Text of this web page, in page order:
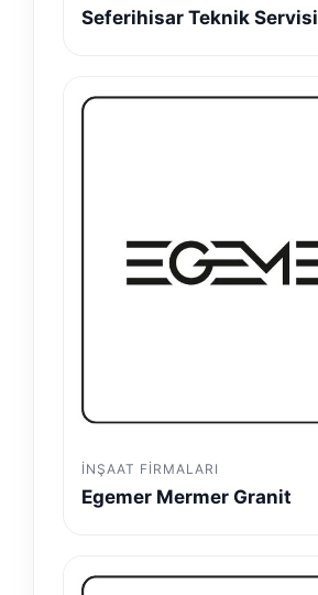
Seferihisar Teknik Servisi
İNŞAAT FIRMALARI
Egemer Mermer Granit